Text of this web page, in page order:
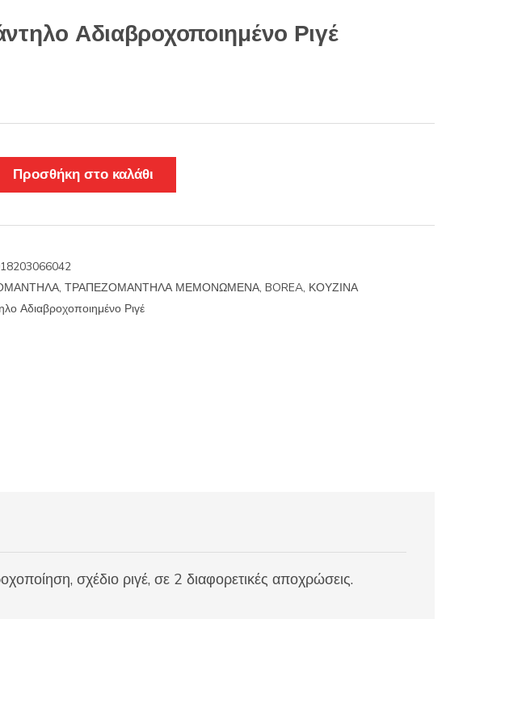
Αδιαβροχοποιημένο Ριγέ
Προσθήκη στο καλάθι
, ΤΡΑΠΕΖΟΜΑΝΤΗΛΑ ΜΕΜΟΝΩΜΕΝΑ, BOREA, ΚΟΥΖΙΝΑ
Αδιαβροχοποιημένο Ριγέ
σχέδιο ριγέ, σε 2 διαφορετικές αποχρώσεις.